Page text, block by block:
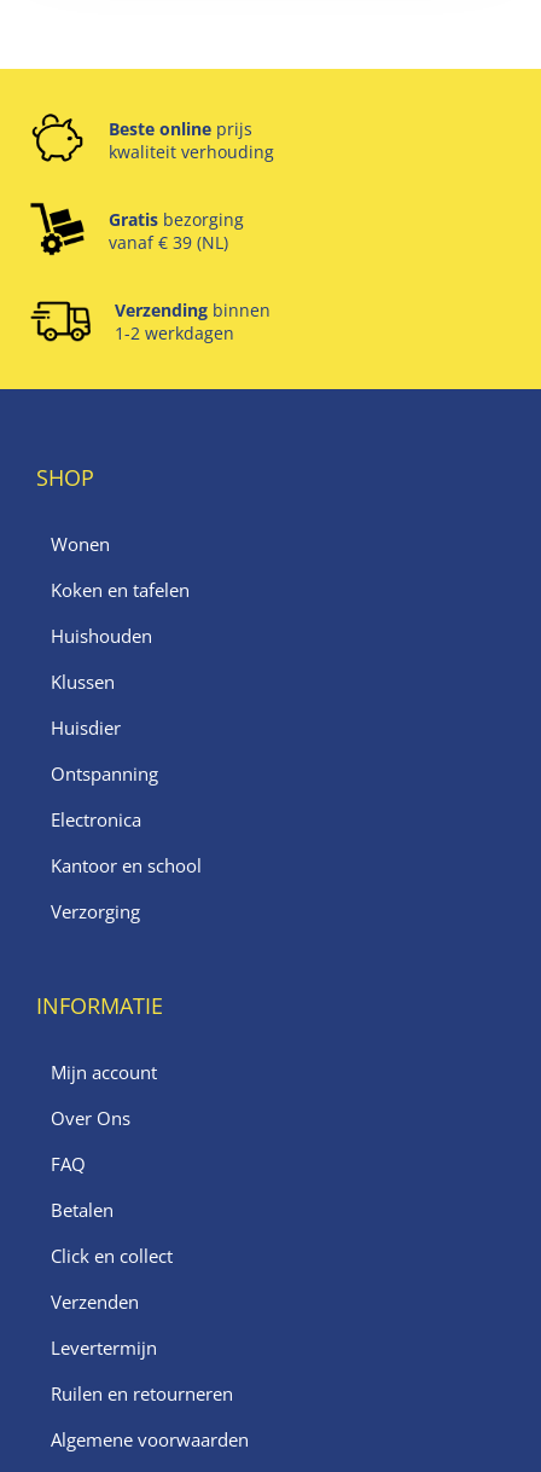
Beste online prijs
kwaliteit verhouding
Gratis bezorging
vanaf € 39 (NL)
Verzending binnen
1-2 werkdagen
SHOP
Wonen
Koken en tafelen
Huishouden
Klussen
Huisdier
Ontspanning
Electronica
Kantoor en school
Verzorging
INFORMATIE
Mijn account
Over Ons
FAQ
Betalen
Click en collect
Verzenden
Levertermijn
Ruilen en retourneren
Algemene voorwaarden